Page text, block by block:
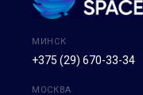
МИНСК
+375 (29) 670-33-34
МОСКВА